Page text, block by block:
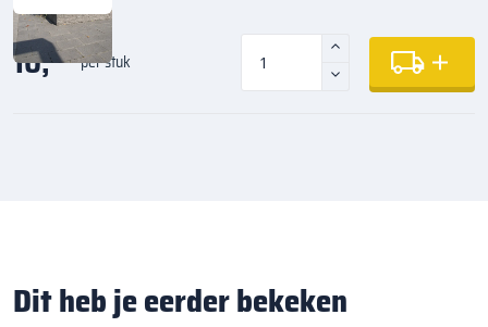
10,50 per stuk
Dit heb je eerder bekeken